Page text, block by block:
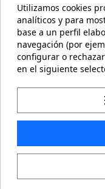
Mi cuenta
Información
Utilizamos cookies
analíticos y para
base a un perfil
navegación (por
configurar o
en el siguiente